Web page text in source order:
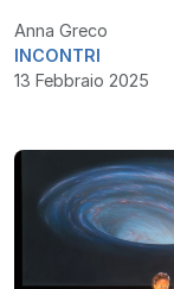
Anna Greco
INCONTRI
13 Febbraio 2025